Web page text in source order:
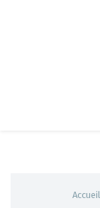
Accueil